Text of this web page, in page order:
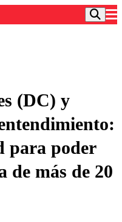
(DC) y
para poder
de más de 20